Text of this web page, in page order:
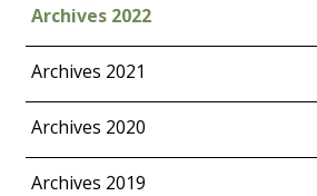
Archives 2022
Archives 2021
Archives 2020
Archives 2019